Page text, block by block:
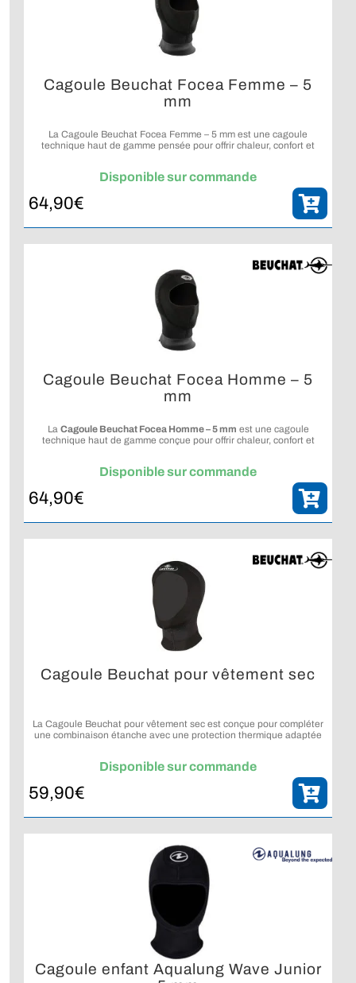
Cagoule Beuchat Focea Femme – 5
mm
La Cagoule Beuchat Focea Femme – 5 mm est une cagoule
technique haut de gamme pensée pour offrir chaleur, confort et
Disponible sur commande
64,90€
Cagoule Beuchat Focea Homme – 5
mm
La Cagoule Beuchat Focea Homme – 5 mm est une cagoule
technique haut de gamme conçue pour offrir chaleur, confort et
Disponible sur commande
64,90€
Cagoule Beuchat pour vêtement sec
La Cagoule Beuchat pour vêtement sec est conçue pour compléter
une combinaison étanche avec une protection thermique adaptée
Disponible sur commande
59,90€
Cagoule enfant Aqualung Wave Junior